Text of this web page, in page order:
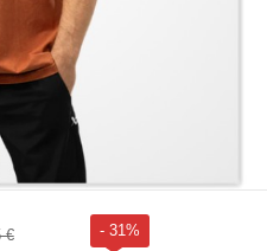
€ - 31%